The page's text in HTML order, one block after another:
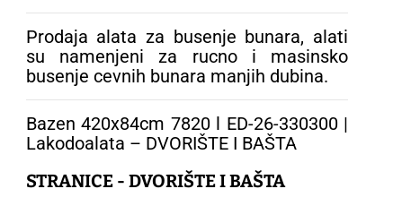
Prodaja alata za busenje bunara, alati
su namenjeni za rucno i masinsko
busenje cevnih bunara manjih dubina.
Bazen 420x84cm 7820 l ED-26-330300 |
Lakodoalata – DVORIŠTE I BAŠTA
STRANICE - DVORIŠTE I BAŠTA